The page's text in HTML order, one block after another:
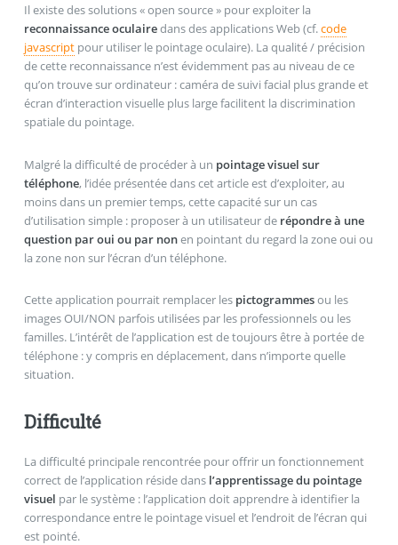
Il existe des solutions « open source » pour exploiter la
reconnaissance oculairedans des applications Web (cf.code
javascriptpour utiliser le pointage oculaire). La qualité / précision
de cette reconnaissance n’est évidemment pas au niveau de ce
qu’on trouve sur ordinateur : caméra de suivi facial plus grande et
écran d’interaction visuelle plus large facilitent la discrimination
spatiale du pointage.
Malgré la difficulté de procéder à un pointage visuel sur
téléphone, l’idée présentée dans cet article est d’exploiter, au
moins dans un premier temps, cette capacité sur un cas
d’utilisation simple : proposer à un utilisateur de répondre à une
question par oui ou par nonen pointant du regard la zone oui ou
la zone non sur l’écran d’un téléphone.
Cette application pourrait remplacer les pictogrammesou les
images OUI/NON parfois utilisées par les professionnels ou les
familles. L’intérêt de l’application est de toujours être à portée de
téléphone : y compris en déplacement, dans n’importe quelle
situation.
Difficulté
La difficulté principale rencontrée pour offrir un fonctionnement
correct de l’application réside dans l’apprentissage du pointage
visuel par le système : l’application doit apprendre à identifier la
correspondance entre le pointage visuel et l’endroit de l’écran qui
est pointé.